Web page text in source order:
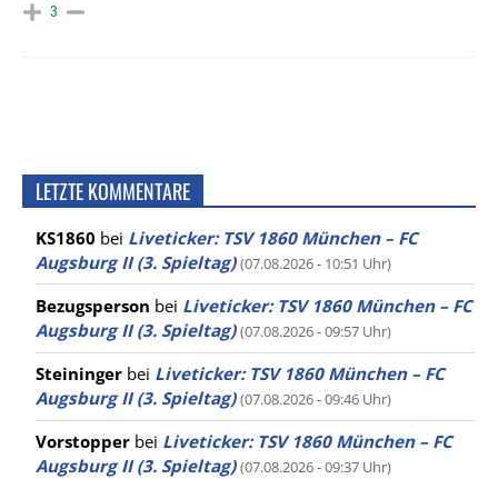
3
LETZTE KOMMENTARE
KS1860 bei Liveticker: TSV 1860 München – FC
Augsburg II (3. Spieltag) (07.08.2026 - 10:51 Uhr)
Bezugsperson bei Liveticker: TSV 1860 München – FC
Augsburg II (3. Spieltag) (07.08.2026 - 09:57 Uhr)
Steininger bei Liveticker: TSV 1860 München – FC
Augsburg II (3. Spieltag) (07.08.2026 - 09:46 Uhr)
Vorstopper bei Liveticker: TSV 1860 München – FC
Augsburg II (3. Spieltag) (07.08.2026 - 09:37 Uhr)